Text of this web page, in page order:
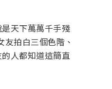
天下萬萬千手殘
拍白三個色階、
人都知道這簡直